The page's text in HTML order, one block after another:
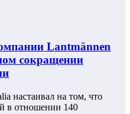
Lantmännen
сокращении
настаивал на том, что
в отношении 140